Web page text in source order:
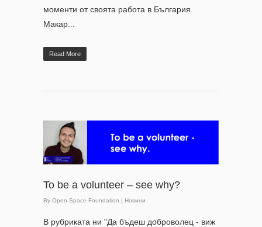
моменти от своята работа в България.
Макар...
Read More
To be a volunteer – see why?
By Open Space Foundation | Новини
В рубриката ни "Да бъдеш доброволец - виж